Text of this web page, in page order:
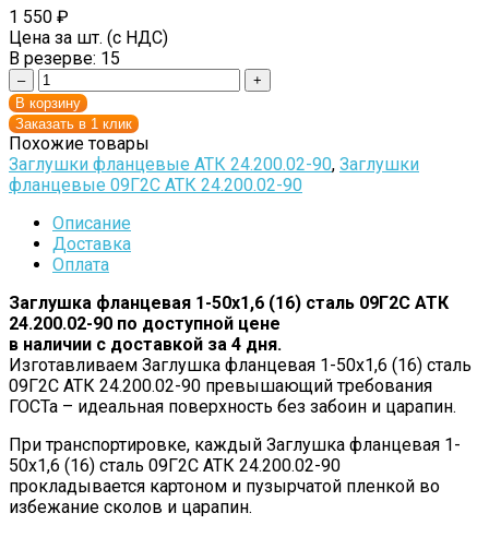
1 550 ₽
Цена за шт. (с НДС)
В резерве: 15
–
+
В корзину
Заказать в 1 клик
Похожие товары
Заглушки фланцевые АТК 24.200.02-90, Заглушки
фланцевые 09Г2С АТК 24.200.02-90
Описание
Доставка
Оплата
Заглушка фланцевая 1-50х1,6 (16) сталь 09Г2С АТК
24.200.02-90 по доступной цене
в наличии с доставкой за 4 дня.
Изготавливаем Заглушка фланцевая 1-50х1,6 (16) сталь
09Г2С АТК 24.200.02-90 превышающий требования
ГОСТа – идеальная поверхность без забоин и царапин.
При транспортировке, каждый Заглушка фланцевая 1-
50х1,6 (16) сталь 09Г2С АТК 24.200.02-90
прокладывается картоном и пузырчатой пленкой во
избежание сколов и царапин.